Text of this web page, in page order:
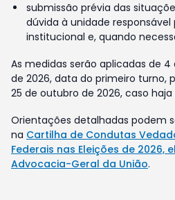
submissão prévia das
dúvida à unidade
institucional e, quando
As medidas serão aplicadas de
de 2026, data do primeiro turno,
25 de outubro de 2026, caso
Orientações detalhadas podem
na Cartilha de Condutas
Federais nas Eleições de 2026,
Advocacia-Geral da União.